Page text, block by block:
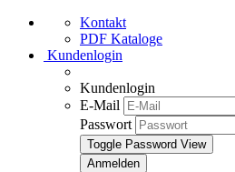
Kontakt
PDF Kataloge
Kundenlogin
Kundenlogin
E-Mail
Passwort
Toggle Password View